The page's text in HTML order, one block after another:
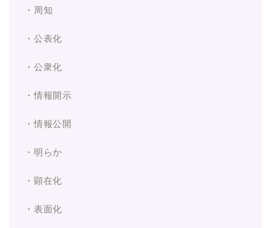
・周知
・公表化
・公衆化
・情報開示
・情報公開
・明らか
・顕在化
・表面化